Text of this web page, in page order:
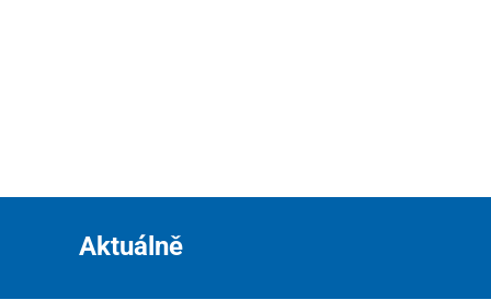
Aktuálně